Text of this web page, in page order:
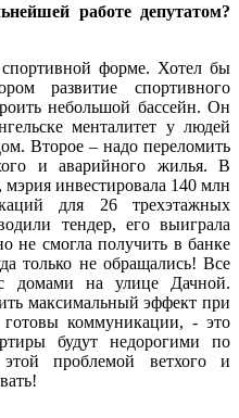
работе депутатом?
форме. Хотел бы
развитие спортивного
небольшой бассейн. Он
менталитет у людей
Второе – надо переломить
и аварийного жилья. В
инвестировала 140 млн
для 26 трехэтажных
тендер, его выиграла
не смогла получить в банке
только не обращались! Все
домами на улице Дачной.
максимальный эффект при
коммуникации, - это
будут недорогими по
проблемой ветхого и